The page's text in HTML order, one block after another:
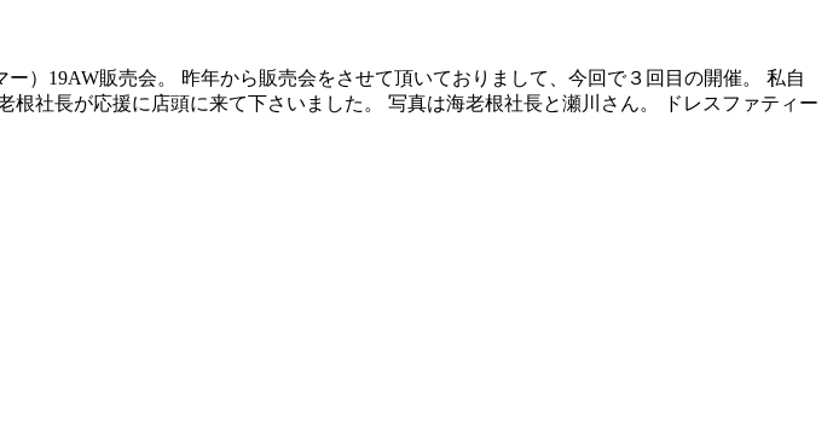
）19AW販売会。 昨年から販売会をさせて頂いておりまして、今回で３回目の開催。 私自
社長が応援に店頭に来て下さいました。 写真は海老根社長と瀬川さん。 ドレスファティー